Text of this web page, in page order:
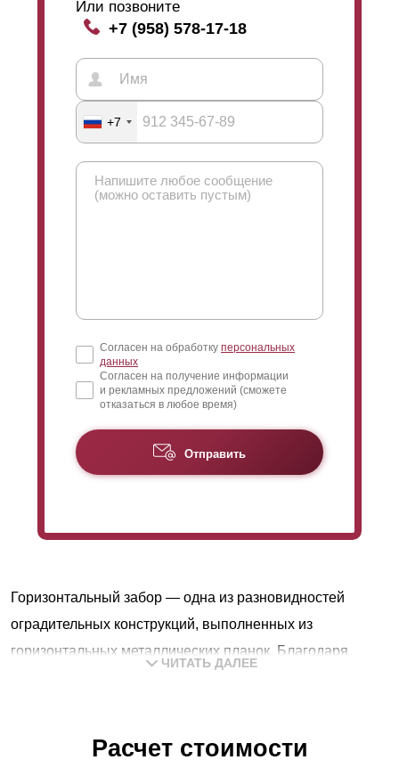
Или позвоните
+7 (958) 578-17-18
+7
Согласен на обработку персональных
данных
Согласен на получение информации
и рекламных предложений (сможете
отказаться в любое время)
Отправить
Горизонтальный забор — одна из разновидностей
оградительных конструкций, выполненных из
горизонтальных металлических планок. Благодаря
ЧИТАТЬ ДАЛЕЕ
Расчет стоимости